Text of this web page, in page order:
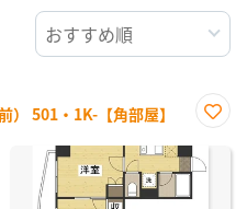
） 501・1K-【角部屋】
に入
り登